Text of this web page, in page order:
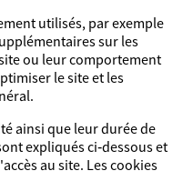
utilisés, par exemple
sur les
ou leur comportement
le site et les
ainsi que leur durée de
expliqués ci‑dessous et
au site. Les cookies